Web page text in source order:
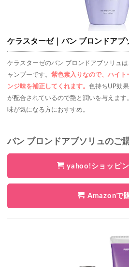
ケラスターゼ｜バン ブロンドアブ
ケラスターゼのバン ブロンドアブソリュ
ャンプーです。 紫色素入りなので、ハイ
ンジ味を補正してくれます。 色持ちUP効
が配合されているので艶と潤いを与えま
味が気になる方におすすめ。
バン ブロンドアブソリュのご
yahoo!ショッピ
Amazonで